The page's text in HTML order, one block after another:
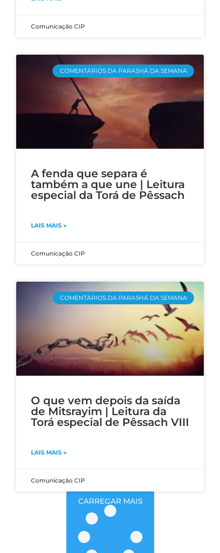
Comunicação CIP
COMENTÁRIOS DA PARASHÁ DA SEMANA
A fenda que separa é
também a que une | Leitura
especial da Torá de Pêssach
LAIS MAIS »
Comunicação CIP
COMENTÁRIOS DA PARASHÁ DA SEMANA
O que vem depois da saída
de Mitsrayim | Leitura da
Torá especial de Pêssach VIII
LAIS MAIS »
Comunicação CIP
CARREGAR MAIS